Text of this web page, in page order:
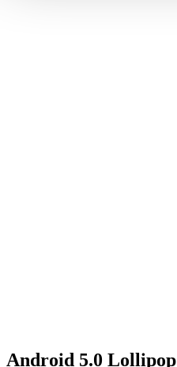
Android 5.0 Lollipop